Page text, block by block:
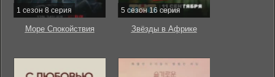
1 сезон 8 серия
Море Спокойствия
5 сезон 16 серия
Звёзды в Африке